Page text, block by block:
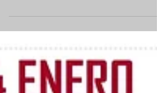
nuestro canal de YouTube:...